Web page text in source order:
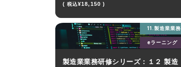
(税込¥18,150 )
11.製造業業務
eラーニング
製造業業務研修シリーズ：１２ 製造